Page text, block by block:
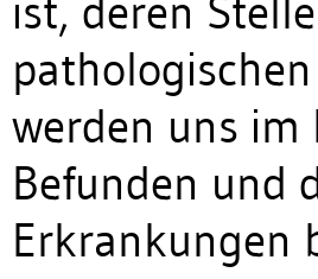
ist, deren
werden uns im
Befunden und
Erkrankungen